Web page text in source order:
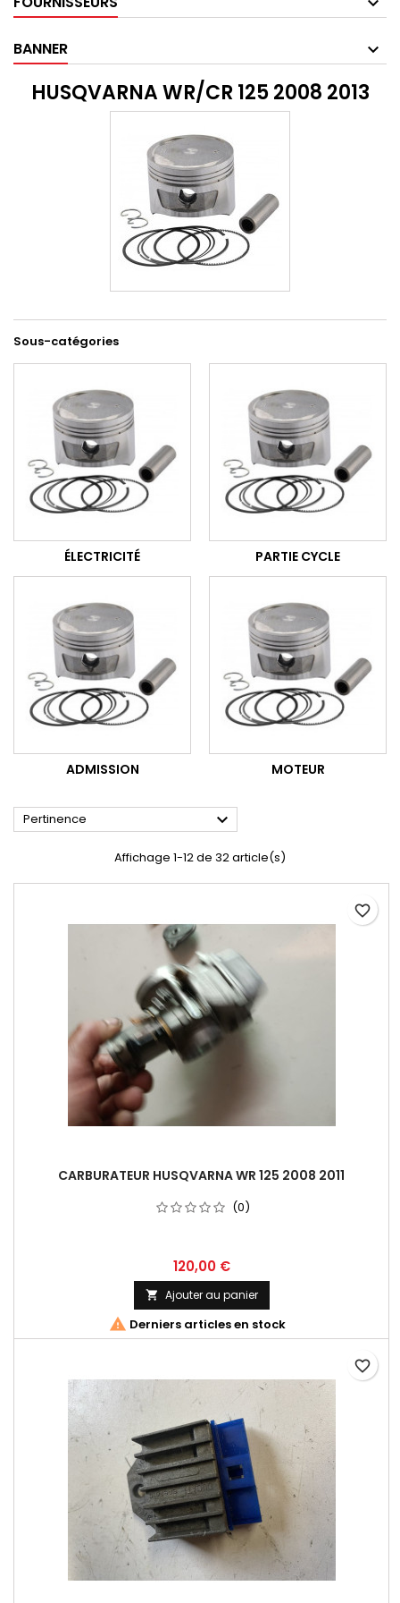
BANNER
HUSQVARNA WR/CR 125 2008 2013
Sous-catégories
ÉLECTRICITÉ PARTIE CYCLE
ADMISSION MOTEUR
Pertinence 
Affichage 1-12 de 32 article(s)
CARBURATEUR HUSQVARNA WR 125 2008 2011
(0)
120,00 €
 Ajouter au panier
 Derniers articles en stock
favorite_border
favorite_border